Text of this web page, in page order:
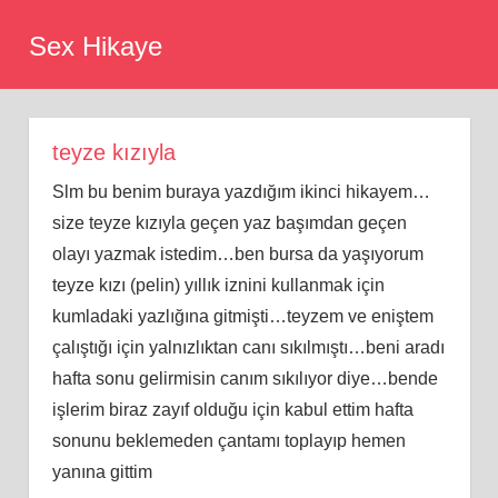
Sex Hikaye
teyze kızıyla
Slm bu benim buraya yazdığım ikinci hikayem…
size teyze kızıyla geçen yaz başımdan geçen
olayı yazmak istedim…ben bursa da yaşıyorum
teyze kızı (pelin) yıllık iznini kullanmak için
kumladaki yazlığına gitmişti…teyzem ve eniştem
çalıştığı için yalnızlıktan canı sıkılmıştı…beni aradı
hafta sonu gelirmisin canım sıkılıyor diye…bende
işlerim biraz zayıf olduğu için kabul ettim hafta
sonunu beklemeden çantamı toplayıp hemen
yanına gittim